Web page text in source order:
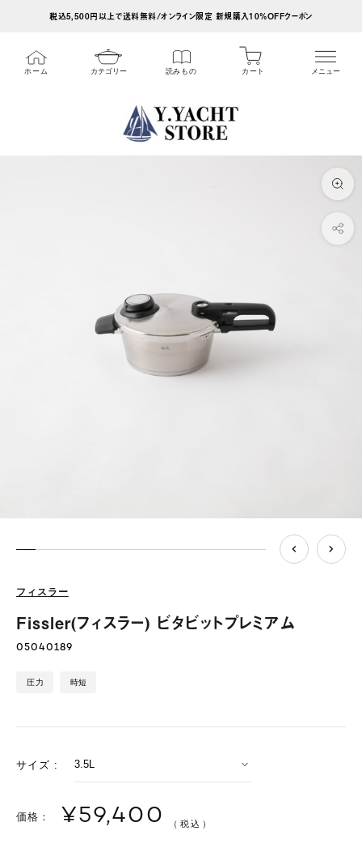
税込5,500円以上で送料無料/オンライン限定 新規購入10%OFFクーポン
ホーム カテゴリー 読みもの カート メニュー
フィスラー
Fissler(フィスラー) ビタビットプレミアム
05040189
圧力 時短
サイズ :
価格： ¥59,400 （税込）